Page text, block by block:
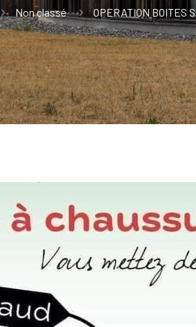
Non classé OPERATION BOITES